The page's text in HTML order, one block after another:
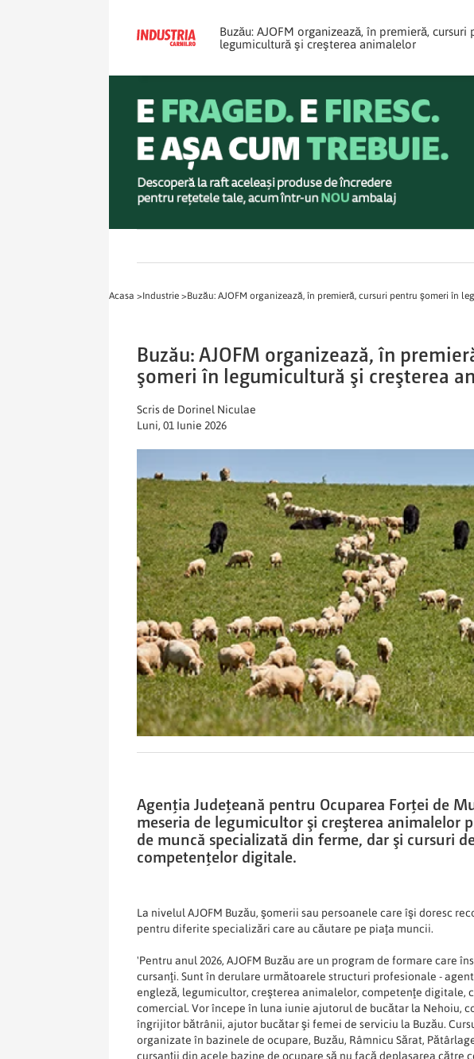
Buzău: AJOFM organizează, în premieră,
legumicultură şi creşterea animalelor
Acasa >Industrie >Buzău: AJOFM organizează, în premieră, cursuri pentru şomeri în
Buzău: AJOFM organizează, în
şomeri în legumicultură şi creşterea
Scris de Dorinel Niculae
Luni, 01 Iunie 2026
Agenţia Judeţeană pentru Ocuparea Forţei de
meseria de legumicultor şi creşterea
de muncă specializată din ferme, dar şi cursuri
competenţelor digitale.
La nivelul AJOFM Buzău, şomerii sau persoanele care îşi doresc
pentru diferite specializări care au căutare pe piaţa muncii.
'Pentru anul 2026, AJOFM Buzău are un program de formare care
cursanţi. Sunt în derulare următoarele structuri profesionale -
engleză, legumicultor, creşterea animalelor, competenţe digitale,
comercial. Vor începe în luna iunie ajutorul de bucătar la Nehoiu,
îngrijitor bătrânii, ajutor bucătar şi femei de serviciu la Buzău.
organizate în bazinele de ocupare, Buzău, Râmnicu Sărat,
cursanţii din acele bazine de ocupare să nu facă deplasarea către